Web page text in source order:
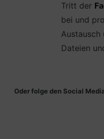
Tritt der
bei und
Austausch
Dateien
Oder folge den Social